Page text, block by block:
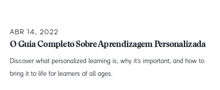
ABR 14, 2022
O Guia Completo Sobre Aprendizagem Personalizada
Discover what personalized learning is, why it’s important, and how to
bring it to life for learners of all ages.